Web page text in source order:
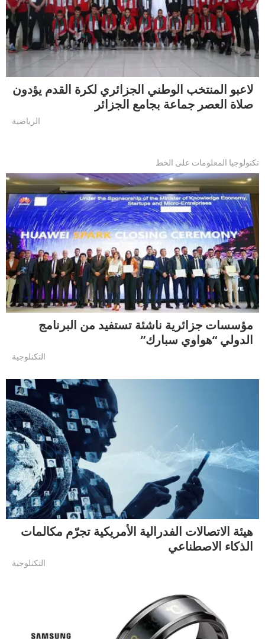
لاعبو المنتخب الوطني الجزائري لكرة القدم يؤدون
صلاة العصر جماعة بجامع الجزائر
الرياضية
تكنولوجيا المعلومات على الخط
مؤسسات جزائرية ناشئة تستفيد من البرنامج
الدولي “هواوي سبارك”
التكنلوجية
هيئة الاتصالات الفدرالية الأمريكية تجرّم مكالمات
الذكاء الاصطناعي
التكنلوجية